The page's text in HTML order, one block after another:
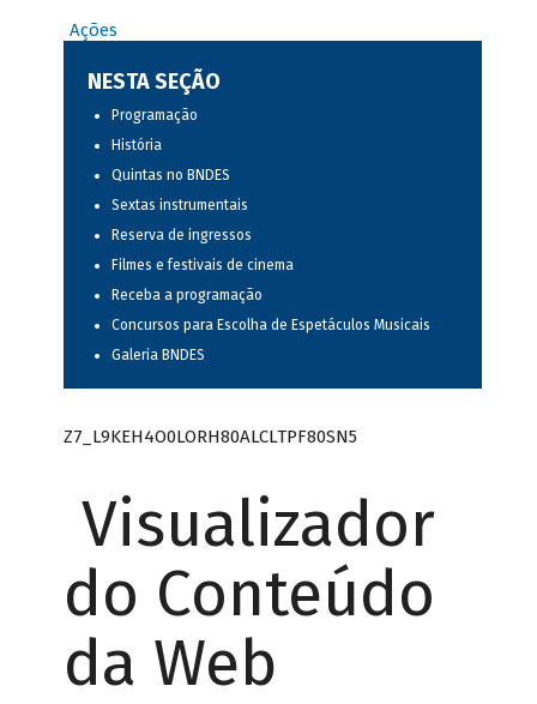
Ações
NESTA SEÇÃO
Programação
História
Quintas no BNDES
Sextas instrumentais
Reserva de ingressos
Filmes e festivais de cinema
Receba a programação
Concursos para Escolha de Espetáculos Musicais
Galeria BNDES
Z7_L9KEH4O0LORH80ALCLTPF80SN5
Visualizador
do Conteúdo
da Web